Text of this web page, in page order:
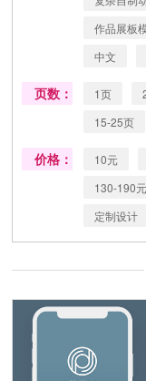
作品展板
中文
页数： 1页
15-25页
价格： 10元
130-190元
定制设计